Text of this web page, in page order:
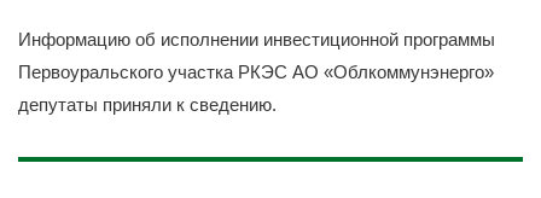
Информацию об исполнении инвестиционной программы
Первоуральского участка РКЭС АО «Облкоммунэнерго»
депутаты приняли к сведению.